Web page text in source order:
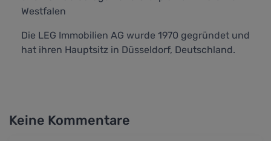
Westfalen
Die LEG Immobilien AG wurde 1970 gegründet und
hat ihren Hauptsitz in Düsseldorf, Deutschland.
Keine Kommentare